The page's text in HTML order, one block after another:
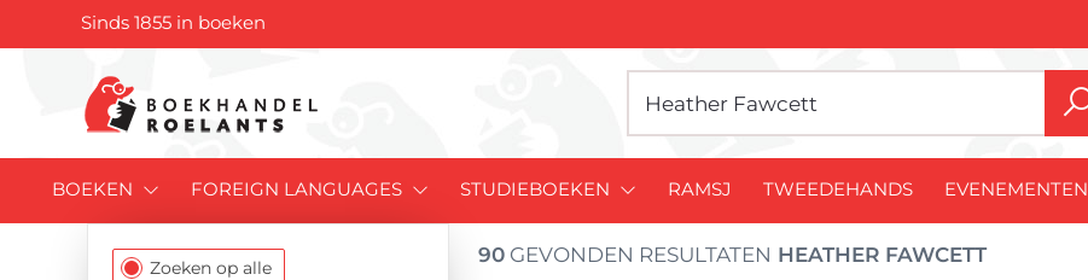
Sinds 1855 in boeken
BOEKEN FOREIGN LANGUAGES STUDIEBOEKEN RAMSJ TWEEDEHANDS EVENEMENTEN
Filtersectie
Zoeken op alle
90 GEVONDEN RESULTATEN HEATHER FAWCETT